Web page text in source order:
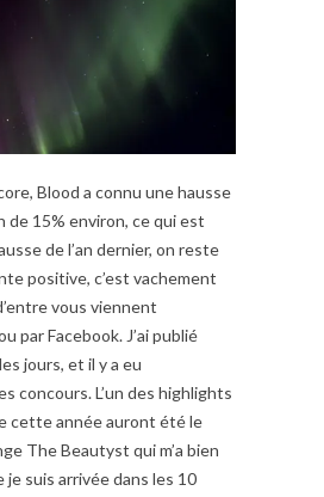
Blood a connu une hausse
15% environ, ce qui est
de l’an dernier, on reste
positive, c’est vachement
vous viennent
par Facebook. J’ai publié
jours, et il y a eu
concours. L’un des highlights
cette année auront été le
The Beautyst qui m’a bien
suis arrivée dans les 10